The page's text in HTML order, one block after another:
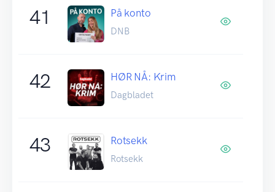
41 På konto
DNB
42 HØR NÅ: Krim
Dagbladet
43 Rotsekk
Rotsekk